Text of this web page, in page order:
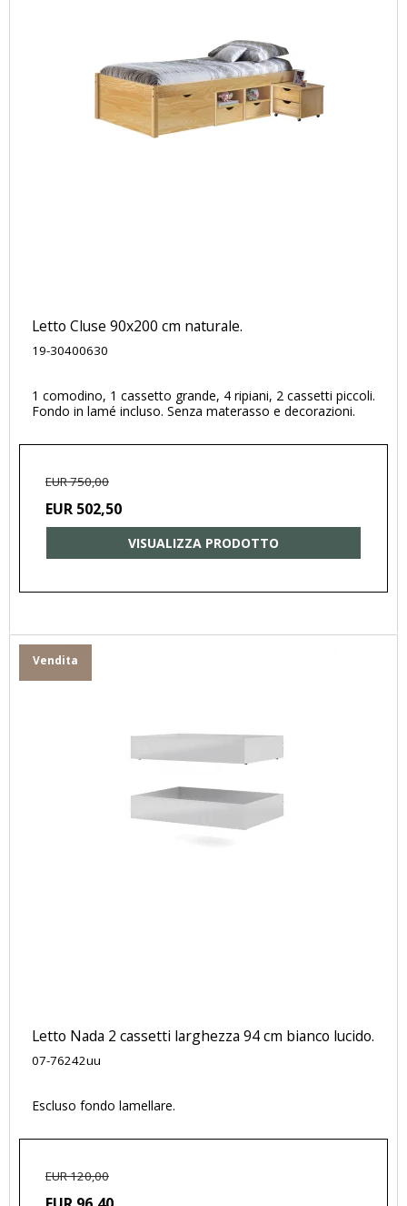
Letto Cluse 90x200 cm naturale.
19-30400630
1 comodino, 1 cassetto grande, 4 ripiani, 2 cassetti piccoli.
Fondo in lamé incluso. Senza materasso e decorazioni.
EUR 750,00
EUR 502,50
VISUALIZZA PRODOTTO
Vendita
Letto Nada 2 cassetti larghezza 94 cm bianco lucido.
07-76242uu
Escluso fondo lamellare.
EUR 120,00